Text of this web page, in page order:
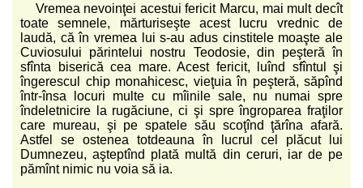
Vremea nevoinţei acestui fericit Marcu, mai mult decît
toate semnele, mărturiseşte acest lucru vrednic de
laudă, că în vremea lui s-au adus cinstitele moaşte ale
Cuviosului părintelui nostru Teodosie, din peşteră în
sfînta biserică cea mare. Acest fericit, luînd sfîntul şi
îngerescul chip monahicesc, vieţuia în peşteră, săpînd
într-însa locuri multe cu mîinile sale, nu numai spre
îndeletnicire la rugăciune, ci şi spre îngroparea fraţilor
care mureau, şi pe spatele său scoţînd ţărîna afară.
Astfel se ostenea totdeauna în lucrul cel plăcut lui
Dumnezeu, aşteptînd plată multă din ceruri, iar de pe
pămînt nimic nu voia să ia.